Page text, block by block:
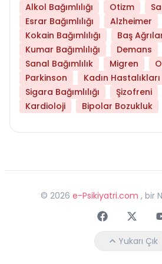
Alkol Bağımlılığı
Otizm
Esrar Bağımlılığı
Alzheimer
Kokain Bağımlılığı
Baş
Kumar Bağımlılığı
Demans
Sanal Bağımlılık
Migren
Parkinson
Kadın Hastalıkları
Sigara Bağımlılığı
Şizofreni
Kardioloji
Bipolar Bozukluk
© 2026 e-Psikiyatri.com , bir
FaceebokTwitter
Yukarı Çık